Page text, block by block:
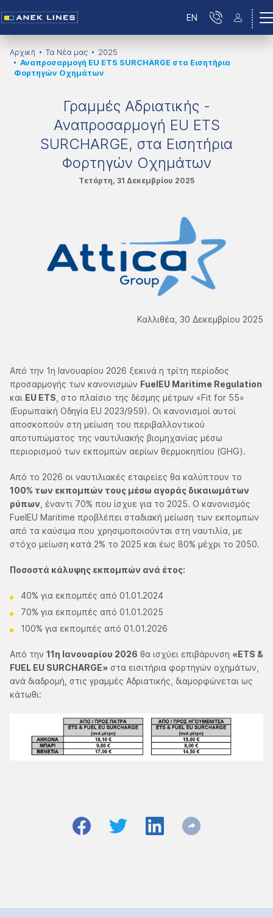
EN
Αρχική Τα Νέα μας
2025
Αναπροσαρμογή EU ETS SURCHARGE στα Εισητήρια
Φορτηγών Οχημάτων
Γραμμές Αδριατικής -
Αναπροσαρμογή EU ETS
SURCHARGE, στα Εισητήρια
Φορτηγών Οχημάτων
Τετάρτη, 31 Δεκεμβρίου 2025
Καλλιθέα, 30 Δεκεμβρίου 2025
Από την 1η Ιανουαρίου 2026 ξεκινά η τρίτη περίοδος
προσαρμογής των κανονισμών FuelEU Maritime Regulation
και EU ETS , στο πλαίσιο της δέσμης μέτρων «Fit for 55»
(Ευρωπαϊκή Οδηγία EU 2023/959). Οι κανονισμοί αυτοί
αποσκοπούν στη μείωση του περιβαλλοντικού
αποτυπώματος της ναυτιλιακής βιομηχανίας μέσω
περιορισμού των εκπομπών αερίων θερμοκηπίου (GHG).
Από το 2026 οι ναυτιλιακές εταιρείες θα καλύπτουν το
100% των εκπομπών τους μέσω αγοράς δικαιωμάτων
ρύπων , έναντι 70% που ίσχυε για το 2025. Ο κανονισμός
FuelEU Maritime προβλέπει σταδιακή μείωση των εκπομπών
από τα καύσιμα που χρησιμοποιούνται στη ναυτιλία, με
στόχο μείωση κατά 2% το 2025 και έως 80% μέχρι το 2050.
Ποσοστά κάλυψης εκπομπών ανά έτος:
40% για εκπομπές από 01.01.2024
70% για εκπομπές από 01.01.2025
100% για εκπομπές από 01.01.2026
Από την 11η Ιανουαρίου 2026 θα ισχύει επιβάρυνση «ETS &
FUEL EU SURCHARGE» στα εισιτήρια φορτηγών οχημάτων,
ανά διαδρομή, στις γραμμές Αδριατικής, διαμορφώνεται ως
κάτωθι: